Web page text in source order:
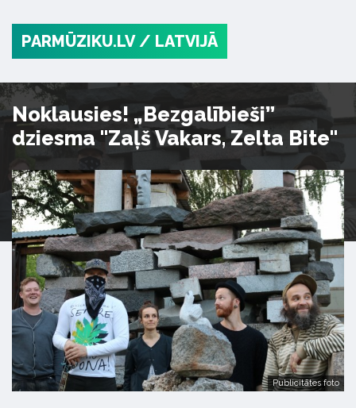
PARMŪZIKU.LV / LATVIJĀ
Noklausies! „Bezgalībieši”
dziesma "Zaļš Vakars, Zelta Bite"
Publicitātes foto